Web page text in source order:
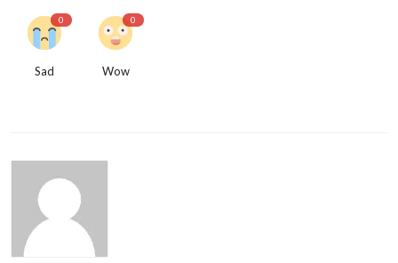
0
Sad
0
Wow